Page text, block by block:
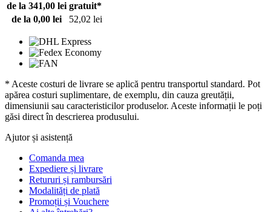
de la 341,00 lei gratuit*
de la 0,00 lei
52,02 lei
* Aceste costuri de livrare se aplică pentru transportul standard. Pot
apărea costuri suplimentare, de exemplu, din cauza greutății,
dimensiunii sau caracteristicilor produselor. Aceste informații le poți
găsi direct în descrierea produsului.
Ajutor și asistență
Comanda mea
Expediere și livrare
Retururi și rambursări
Modalități de plată
Promoții și Vouchere